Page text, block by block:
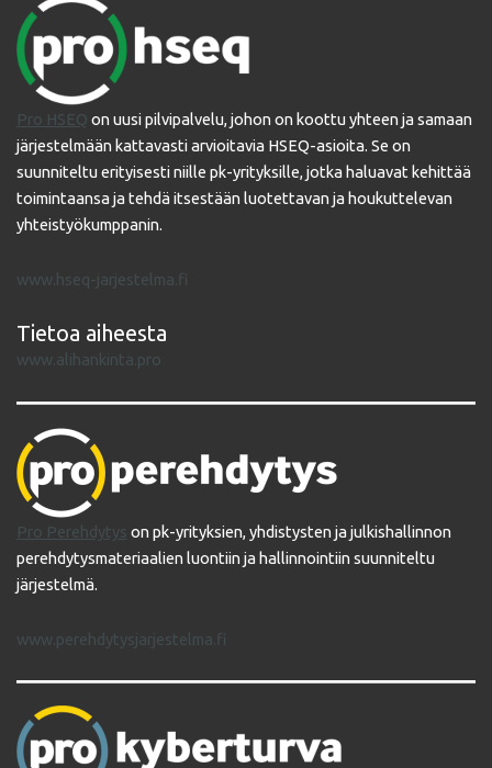
Pro HSEQ on uusi pilvipalvelu, johon on koottu yhteen ja samaan
järjestelmään kattavasti arvioitavia HSEQ-asioita. Se on
suunniteltu erityisesti niille pk-yrityksille, jotka haluavat kehittää
toimintaansa ja tehdä itsestään luotettavan ja houkuttelevan
yhteistyökumppanin.
www.hseq-jarjestelma.fi
Tietoa aiheesta
www.alihankinta.pro
Pro Perehdytys on pk-yrityksien, yhdistysten ja julkishallinnon
perehdytysmateriaalien luontiin ja hallinnointiin suunniteltu
järjestelmä.
www.perehdytysjarjestelma.fi